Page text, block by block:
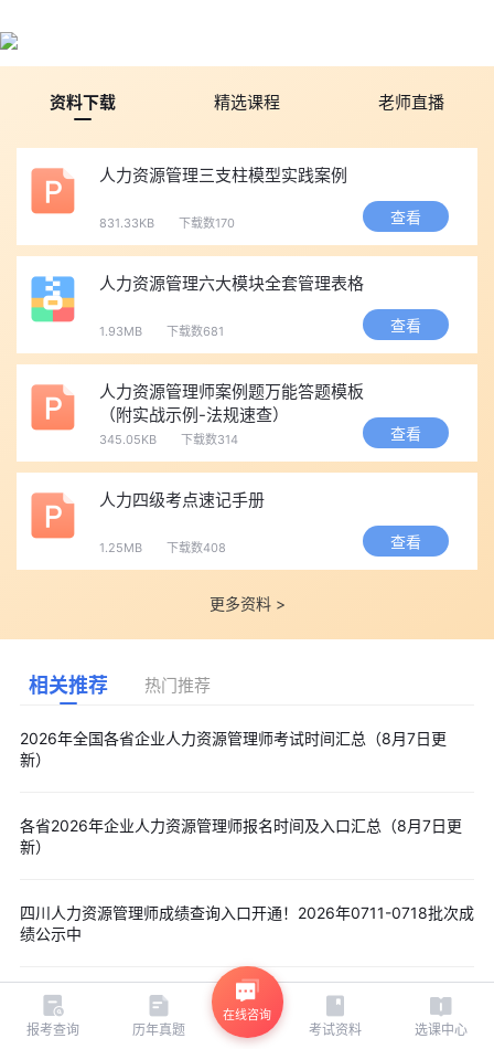
资料下载 精选课程 老师直播
人力资源管理三支柱模型实践案例
831.33KB 下载数170 查看
人力资源管理六大模块全套管理表格
1.93MB 下载数681 查看
‌人力资源管理师案例题万能答题模板
（附实战示例-法规速查）‌
345.05KB 下载数314 查看
人力四级考点速记手册
1.25MB 下载数408 查看
更多资料 >
相关推荐 热门推荐
2026年全国各省企业人力资源管理师考试时间汇总（8月7日更
新）
各省2026年企业人力资源管理师报名时间及入口汇总（8月7日更
新）
四川人力资源管理师成绩查询入口开通！2026年0711-0718批次成
绩公示中
相关推荐 热门推荐
报考查询 历年真题
在线咨询
考试资料 选课中心